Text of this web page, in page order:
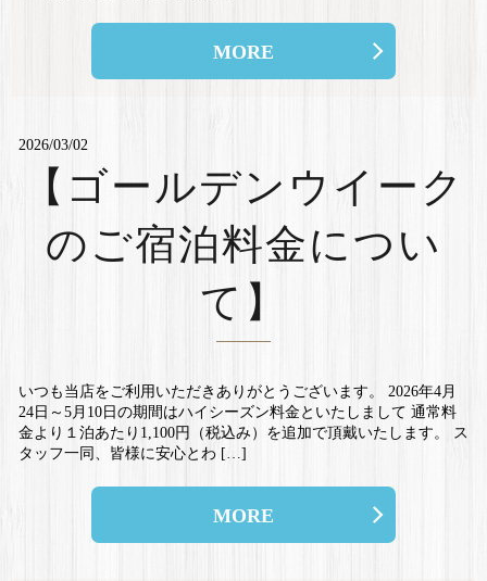
MORE
2026/03/02
【ゴールデンウイーク
のご宿泊料金につい
て】
いつも当店をご利用いただきありがとうございます。 2026年4月
24日～5月10日の期間はハイシーズン料金といたしまして 通常料
金より１泊あたり1,100円（税込み）を追加で頂戴いたします。 ス
タッフ一同、皆様に安心とわ […]
MORE